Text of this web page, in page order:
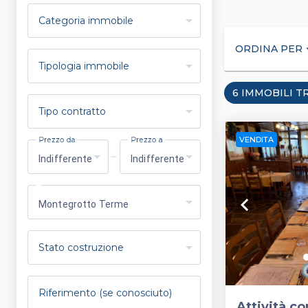
Categoria immobile
Tipologia immobile
Tipo contratto
Indifferente
Prezzo da
Indifferente
Prezzo a
Montegrotto Terme
Stato costruzione
Riferimento (se conosciuto)
ORDINA PER
6 IMMOBILI
VENDITA
keyboard_arrow_left